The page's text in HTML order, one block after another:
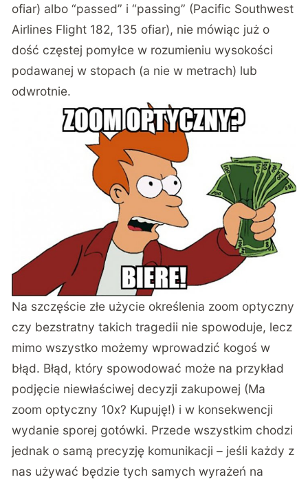
ofiar) albo “passed” i “passing” (Pacific Southwest
Airlines Flight 182, 135 ofiar), nie mówiąc już o
dość częstej pomyłce w rozumieniu wysokości
podawanej w stopach (a nie w metrach) lub
odwrotnie.
Na szczęście złe użycie określenia zoom optyczny
czy bezstratny takich tragedii nie spowoduje, lecz
mimo wszystko możemy wprowadzić kogoś w
błąd. Błąd, który spowodować może na przykład
podjęcie niewłaściwej decyzji zakupowej (Ma
zoom optyczny 10x? Kupuję!) i w konsekwencji
wydanie sporej gotówki. Przede wszystkim chodzi
jednak o samą precyzję komunikacji – jeśli każdy z
nas używać będzie tych samych wyrażeń na